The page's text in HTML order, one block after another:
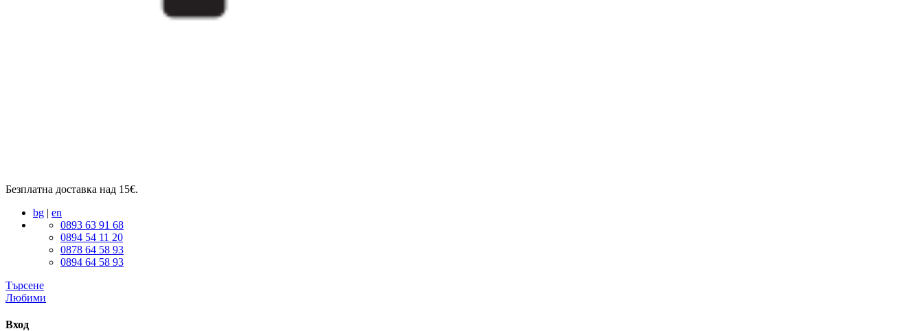
Безплатна доставка над 15€.
bg | en
0893 63 91 68
0894 54 11 20
0878 64 58 93
0894 64 58 93
Търсене
Любими
Вход